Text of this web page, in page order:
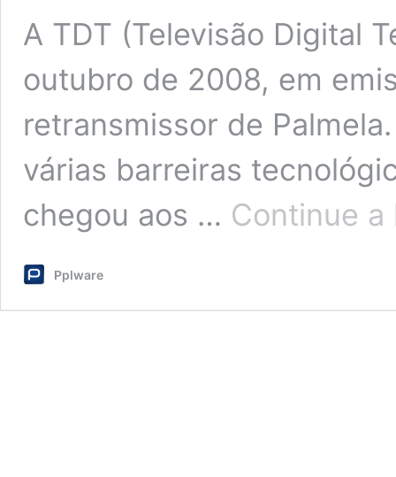
A TDT (Televisão Digital
outubro de 2008, em
retransmissor de
várias barreiras
chegou aos … Continue a
Pplware